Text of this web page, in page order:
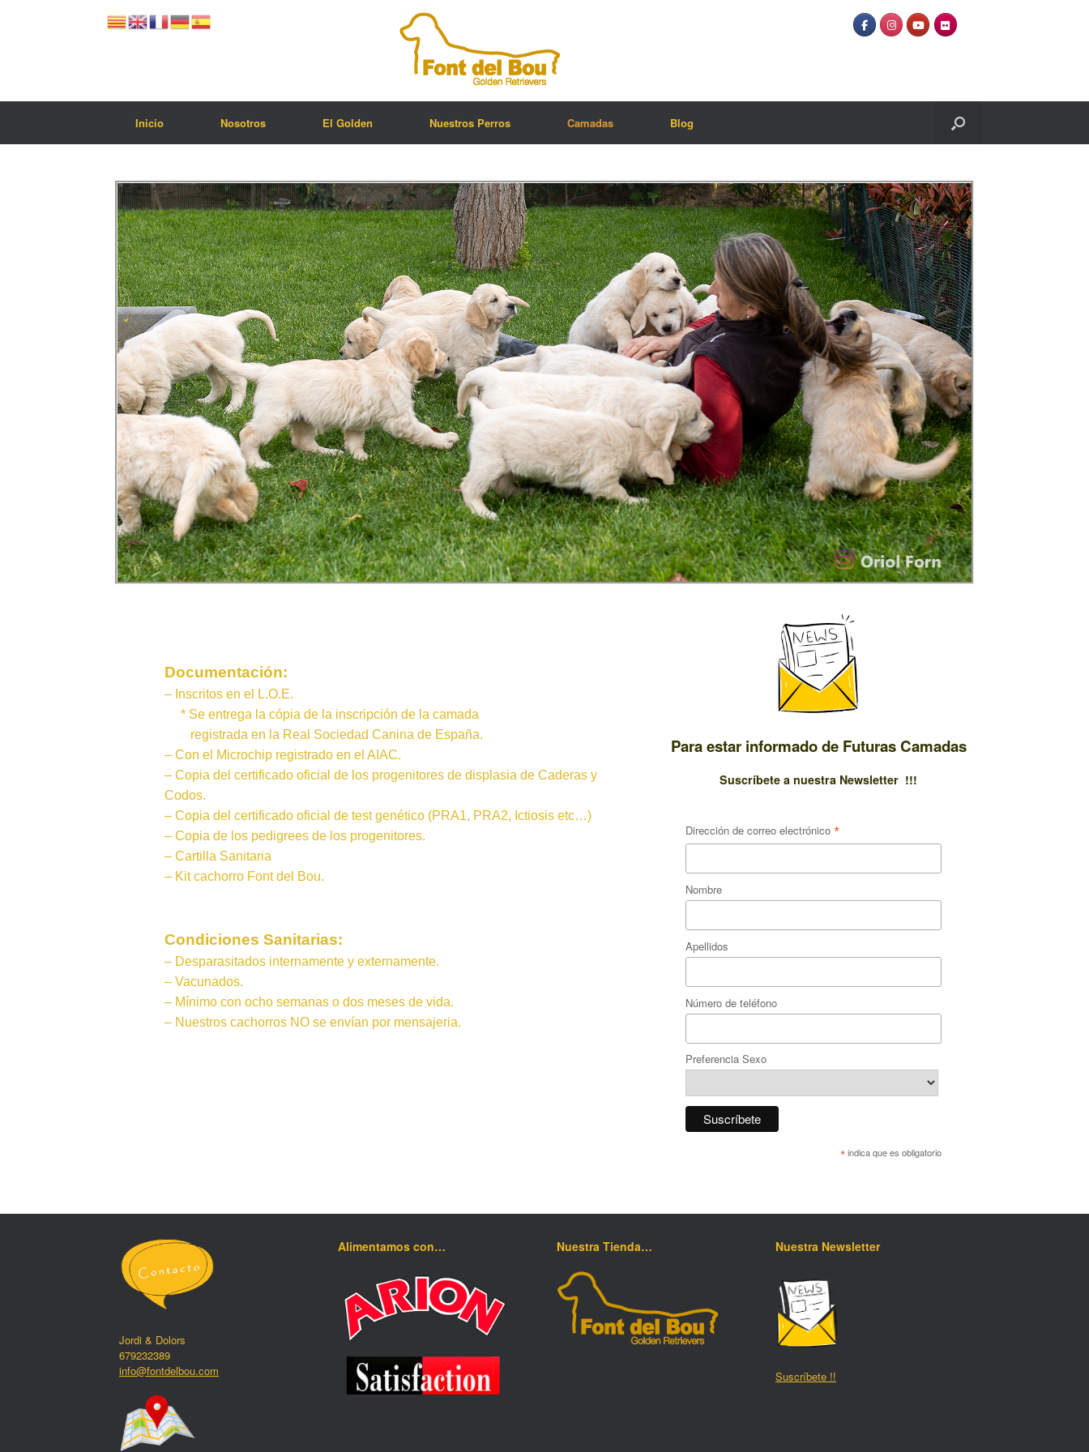
Inicio Nosotros El Golden Nuestros Perros Camadas Blog
Documentación:
– Inscritos en el L.O.E.
* Se entrega la cópia de la inscripción de la camada
registrada en la Real Sociedad Canina de España.
– Con el Microchip registrado en el AIAC.
– Copia del certificado oficial de los progenitores de displasia de Caderas y
Codos.
– Copia del certificado oficial de test genético (PRA1, PRA2, Ictiosis etc…)
– Copia de los pedigrees de los progenitores.
– Cartilla Sanitaria
– Kit cachorro Font del Bou.
Condiciones Sanitarias:
– Desparasitados internamente y externamente.
– Vacunados.
– Mínimo con ocho semanas o dos meses de vida.
– Nuestros cachorros NO se envían por mensajeria.
Para estar informado de Futuras Camadas
Suscríbete a nuestra Newsletter !!!
Dirección de correo electrónico *
Nombre
Apellidos
Número de teléfono
Preferencia Sexo
*indica que es obligatorio
Jordi & Dolors
679232389
info@fontdelbou.com
Alimentamos con… Nuestra Tienda… Nuestra Newsletter
Suscríbete !!